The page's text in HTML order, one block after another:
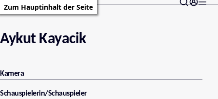
Zum Hauptinhalt der Seite
Aykut Kayacik
Kamera
Schauspielerin/Schauspieler